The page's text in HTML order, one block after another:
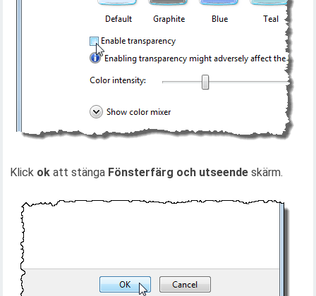
Klick ok att stänga Fönsterfärg och utseende skärm.